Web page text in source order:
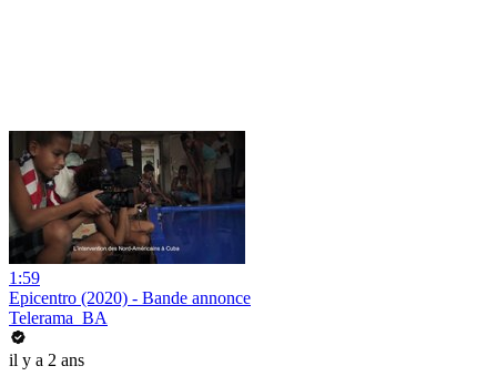
1:59
Epicentro (2020) - Bande annonce
Telerama_BA
il y a 2 ans